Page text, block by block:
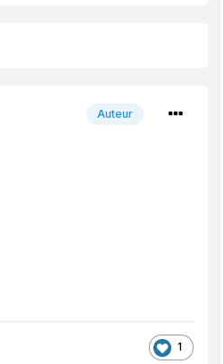
Auteur
1